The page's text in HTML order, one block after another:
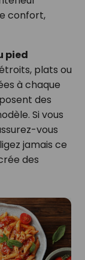
confort,
pied
plats ou
à chaque
des
Si vous
vous
jamais ce
des